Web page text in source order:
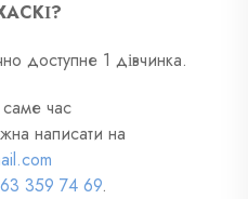
доступне 1 дівчинка.
час
написати на
359 74 69.